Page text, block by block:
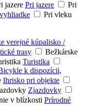
jazere Pri jazere
Pri
Pri vleku
verejné kúpalisko /
trasy
Bežkárske
Turistika
k dispozícii,
Ihrisko pri objekte
Zjazdovky
v blízkosti Prírodné